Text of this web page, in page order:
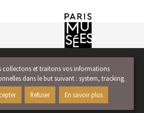
collectons et traitons vos informations
dans le but suivant : system, tracking.
Refuser En savoir plus
À LA NEWSLETTER